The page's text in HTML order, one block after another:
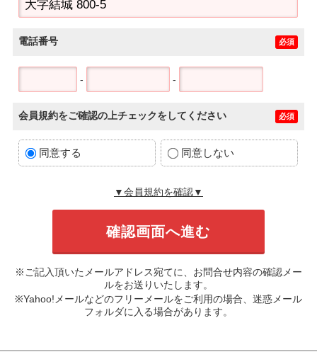
電話番号 必須
- -
会員規約をご確認の上チェックをしてください 必須
同意する 同意しない
▼会員規約を確認▼
※ご記入頂いたメールアドレス宛てに、お問合せ内容の確認メー
ルをお送りいたします。
※Yahoo!メールなどのフリーメールをご利用の場合、迷惑メール
フォルダに入る場合があります。